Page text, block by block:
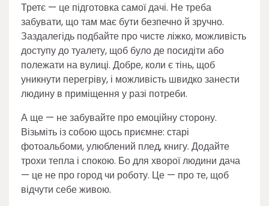
Третє — це підготовка самої дачі. Не треба
забувати, що там має бути безпечно й зручно.
Заздалегідь подбайте про чисте ліжко, можливість
доступу до туалету, щоб було де посидіти або
полежати на вулиці. Добре, коли є тінь, щоб
уникнути перегріву, і можливість швидко занести
людину в приміщення у разі потреби.
А ще — не забувайте про емоційну сторону.
Візьміть із собою щось приємне: старі
фотоальбоми, улюблений плед, книгу. Додайте
трохи тепла і спокою. Бо для хворої людини дача
— це не про город чи роботу. Це — про те, щоб
відчути себе живою.